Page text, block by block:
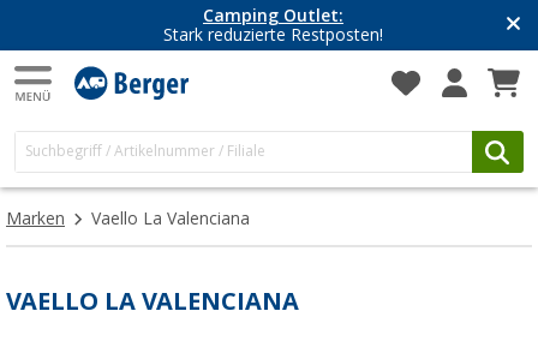
Camping Outlet:
Stark reduzierte Restposten!
Marken Vaello La Valenciana
VAELLO LA VALENCIANA